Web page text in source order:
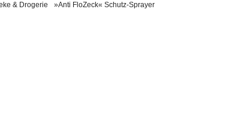
& Drogerie »Anti FloZeck« Schutz-Sprayer